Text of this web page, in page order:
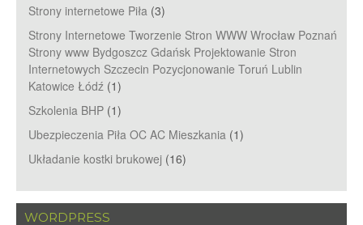
Strony internetowe Piła (3)
Strony Internetowe Tworzenie Stron WWW Wrocław Poznań
Strony www Bydgoszcz Gdańsk Projektowanie Stron
Internetowych Szczecin Pozycjonowanie Toruń Lublin
Katowice Łódź (1)
Szkolenia BHP (1)
Ubezpieczenia Piła OC AC Mieszkania (1)
Układanie kostki brukowej (16)
WORDPRESS